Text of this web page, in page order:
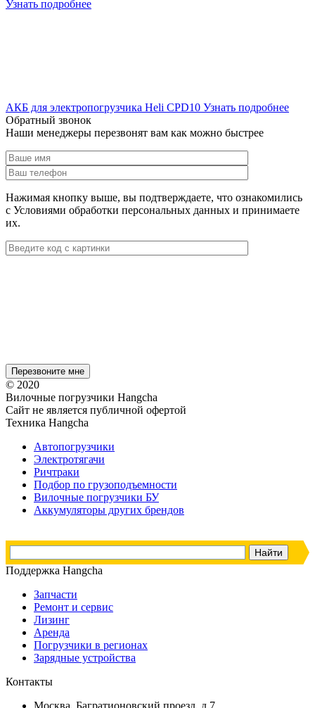
Узнать подробнее
АКБ для электропогрузчика Heli CPD10 Узнать подробнее
Обратный звонок
Наши менеджеры перезвонят вам как можно быстрее
Нажимая кнопку выше, вы подтверждаете, что ознакомились
с Условиями обработки персональных данных и принимаете
их.
© 2020
Вилочные погрузчики Hangcha
Сайт не является публичной офертой
Техника Hangcha
Автопогрузчики
Электротягачи
Ричтраки
Подбор по грузоподъемности
Вилочные погрузчики БУ
Аккумуляторы других брендов
Поддержка Hangcha
Запчасти
Ремонт и сервис
Лизинг
Аренда
Погрузчики в регионах
Зарядные устройства
Контакты
Москва, Багратионовский проезд, д.7